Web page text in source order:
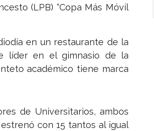
(LPB) “Copa Más Móvil
en un restaurante de la
líder en el gimnasio de la
académico tiene marca
de Universitarios, ambos
con 15 tantos al igual